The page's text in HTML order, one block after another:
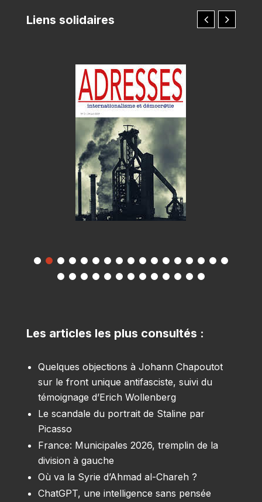
Liens solidaires
Les articles les plus consultés :
Quelques objections à Johann Chapoutot
sur le front unique antifasciste, suivi du
témoignage d’Erich Wollenberg
Le scandale du portrait de Staline par
Picasso
France: Municipales 2026, tremplin de la
division à gauche
Où va la Syrie d’Ahmad al-Chareh ?
ChatGPT, une intelligence sans pensée